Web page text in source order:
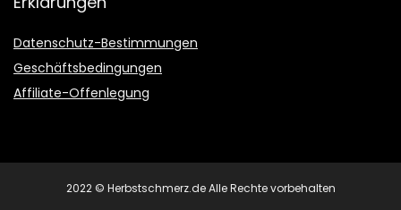
Datenschutz-Bestimmungen
Geschäftsbedingungen
Affiliate-Offenlegung
2022 © Herbstschmerz.de Alle Rechte vorbehalten